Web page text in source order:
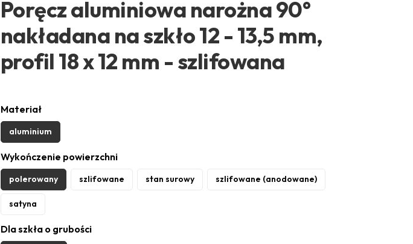
Poręcz aluminiowa narożna 90°
nakładana na szkło 12 - 13,5 mm,
profil 18 x 12 mm - szlifowana
Materiał
aluminium
Wykończenie powierzchni
polerowany szlifowane stan surowy szlifowane (anodowane)
satyna
Dla szkła o grubości